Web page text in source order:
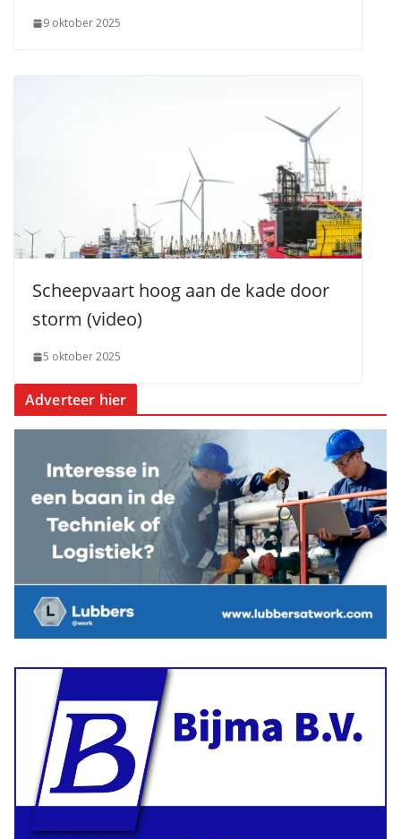
9 oktober 2025
Scheepvaart hoog aan de kade door
storm (video)
5 oktober 2025
Adverteer hier